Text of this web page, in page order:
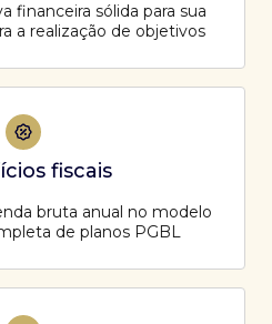
financeira sólida para sua
a realização de objetivos
fiscais
bruta anual no modelo
de planos PGBL